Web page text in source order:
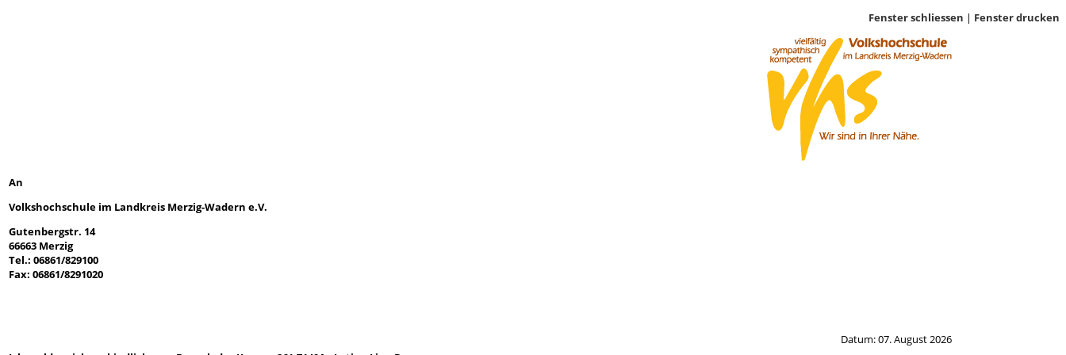
Fenster schliessen | Fenster drucken
An
Volkshochschule im Landkreis Merzig-Wadern e.V.
Gutenbergstr. 14
66663 Merzig
Tel.: 06861/829100
Fax: 06861/8291020
Datum: 07. August 2026